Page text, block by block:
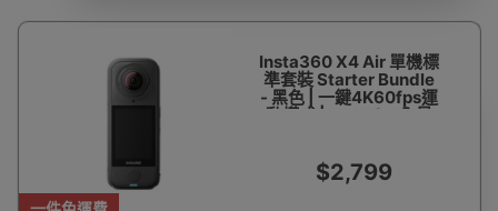
Insta360 X4 Air 單機標
準套裝 Starter Bundle
- 黑色 | 一鍵4K60fps運
動模式 | 8K30fps全景
$2,799